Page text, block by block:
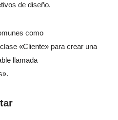
de diseño.
como
«Cliente» para crear una
llamada